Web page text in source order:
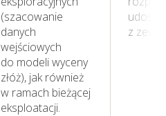
(szacowanie
danych
wejściowych
do modeli wyceny
złóż), jak również
w ramach bieżącej
eksploatacji.
z